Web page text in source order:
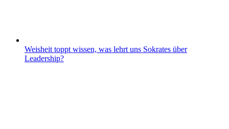
Weisheit toppt wissen, was lehrt uns Sokrates über
Leadership?